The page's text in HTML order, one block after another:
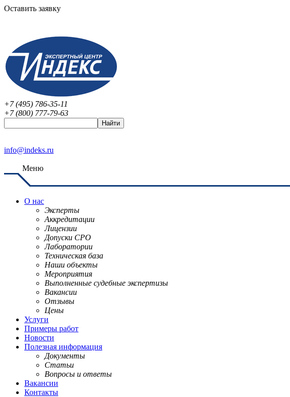
Оставить заявку
+7 (495) 786-35-11
+7 (800) 777-79-63
info@indeks.ru
Меню
О нас
Эксперты
Аккредитации
Лицензии
Допуски СРО
Лаборатории
Техническая база
Наши объекты
Мероприятия
Выполненные судебные экспертизы
Вакансии
Отзывы
Цены
Услуги
Примеры работ
Новости
Полезная информация
Документы
Статьи
Вопросы и ответы
Вакансии
Контакты